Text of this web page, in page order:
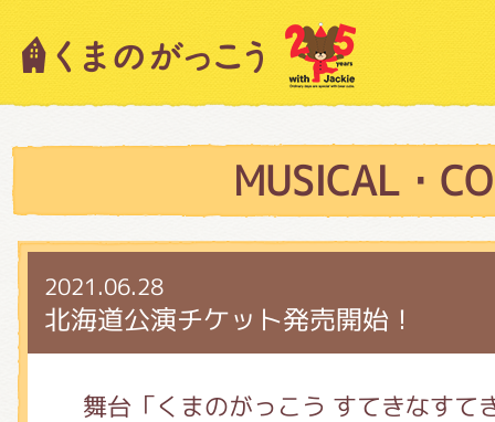
MUSICAL・
2021.06.28
北海道公演チケット発売開始！
舞台「くまのがっこう すてきなすて
キャラクター紹介
スタッフブログ